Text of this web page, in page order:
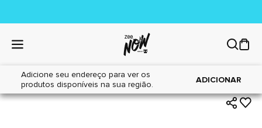
Adicione seu endereço para ver os
produtos disponíveis na sua região.
ADICIONAR
Home|Cães|Acessórios